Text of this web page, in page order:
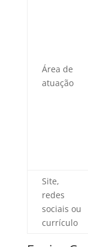
Área de
atuação
Site,
redes
sociais ou
currículo